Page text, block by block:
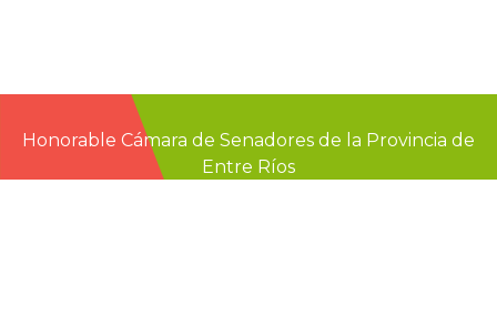
Honorable Cámara de Senadores de la Provincia de
Entre Ríos